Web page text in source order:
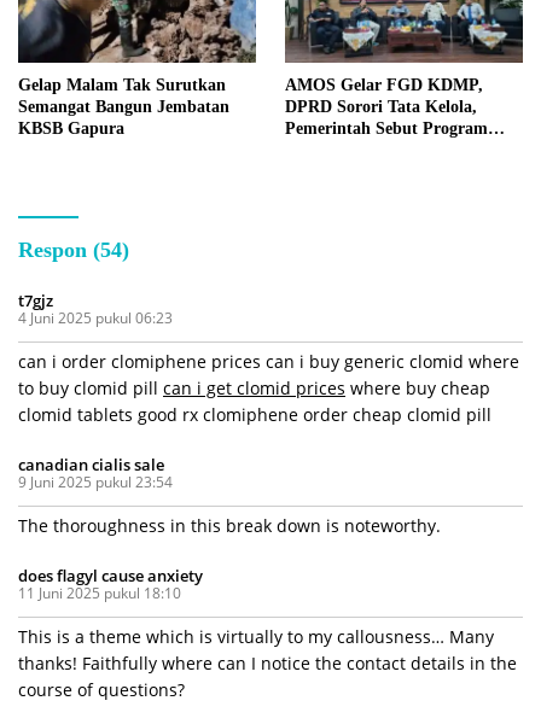
Gelap Malam Tak Surutkan
Semangat Bangun Jembatan
KBSB Gapura
AMOS Gelar FGD KDMP,
DPRD Sorori Tata Kelola,
Pemerintah Sebut Program
Respon (54)
t7gjz
4 Juni 2025 pukul 06:23
can i order clomiphene prices can i buy generic clomid where
to buy clomid pill can i get clomid prices where buy cheap
clomid tablets good rx clomiphene order cheap clomid pill
canadian cialis sale
9 Juni 2025 pukul 23:54
The thoroughness in this break down is noteworthy.
does flagyl cause anxiety
11 Juni 2025 pukul 18:10
This is a theme which is virtually to my callousness… Many
thanks! Faithfully where can I notice the contact details in the
course of questions?